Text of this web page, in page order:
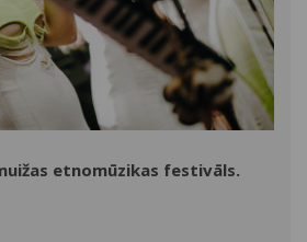
etnomūzikas festivāls.